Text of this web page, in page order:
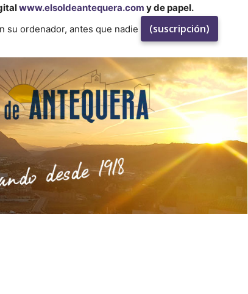
www.elsoldeantequera.com y de papel.
su ordenador, antes que nadie
(suscripción)